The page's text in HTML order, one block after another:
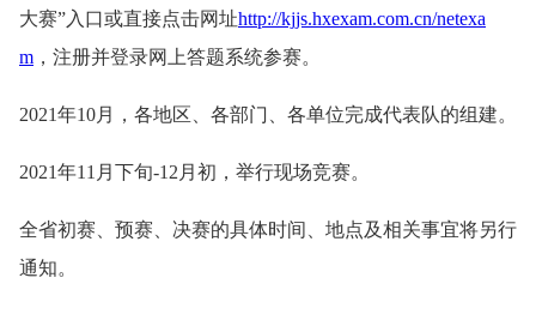
大赛”入口或直接点击网址http://kjjs.hxexam.com.cn/netexa
m ，注册并登录网上答题系统参赛。
2021年10月，各地区、各部门、各单位完成代表队的组建。
2021年11月下旬-12月初，举行现场竞赛。
全省初赛、预赛、决赛的具体时间、地点及相关事宜将另行
通知。